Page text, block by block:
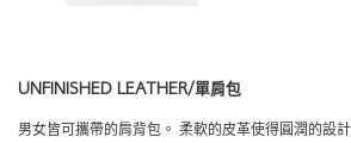
UNFINISHED LEATHER/單肩包
男女皆可攜帶的肩背包。 柔軟的皮革使得圓潤的設